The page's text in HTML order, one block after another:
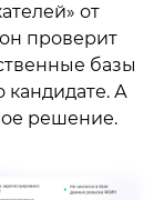
от
проверит
базы
кандидате. А
решение.